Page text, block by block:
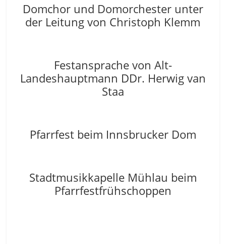
Domchor und Domorchester unter
der Leitung von Christoph Klemm
Festansprache von Alt-
Landeshauptmann DDr. Herwig van
Staa
Pfarrfest beim Innsbrucker Dom
Stadtmusikkapelle Mühlau beim
Pfarrfestfrühschoppen